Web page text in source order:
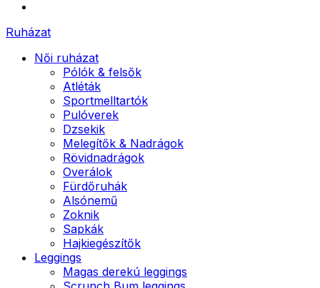
Ruházat
Női ruházat
Pólók & felsők
Atléták
Sportmelltartók
Pulóverek
Dzsekik
Melegítők & Nadrágok
Rövidnadrágok
Overálok
Fürdőruhák
Alsónemű
Zoknik
Sapkák
Hajkiegészítők
Leggings
Magas derekú leggings